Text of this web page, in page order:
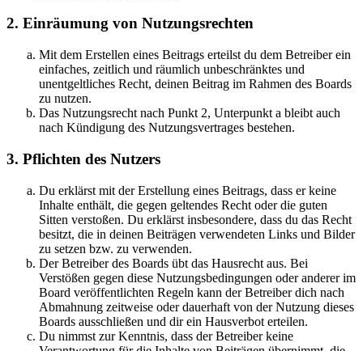
2. Einräumung von Nutzungsrechten
Mit dem Erstellen eines Beitrags erteilst du dem Betreiber ein
einfaches, zeitlich und räumlich unbeschränktes und
unentgeltliches Recht, deinen Beitrag im Rahmen des Boards
zu nutzen.
Das Nutzungsrecht nach Punkt 2, Unterpunkt a bleibt auch
nach Kündigung des Nutzungsvertrages bestehen.
3. Pflichten des Nutzers
Du erklärst mit der Erstellung eines Beitrags, dass er keine
Inhalte enthält, die gegen geltendes Recht oder die guten
Sitten verstoßen. Du erklärst insbesondere, dass du das Recht
besitzt, die in deinen Beiträgen verwendeten Links und Bilder
zu setzen bzw. zu verwenden.
Der Betreiber des Boards übt das Hausrecht aus. Bei
Verstößen gegen diese Nutzungsbedingungen oder anderer im
Board veröffentlichten Regeln kann der Betreiber dich nach
Abmahnung zeitweise oder dauerhaft von der Nutzung dieses
Boards ausschließen und dir ein Hausverbot erteilen.
Du nimmst zur Kenntnis, dass der Betreiber keine